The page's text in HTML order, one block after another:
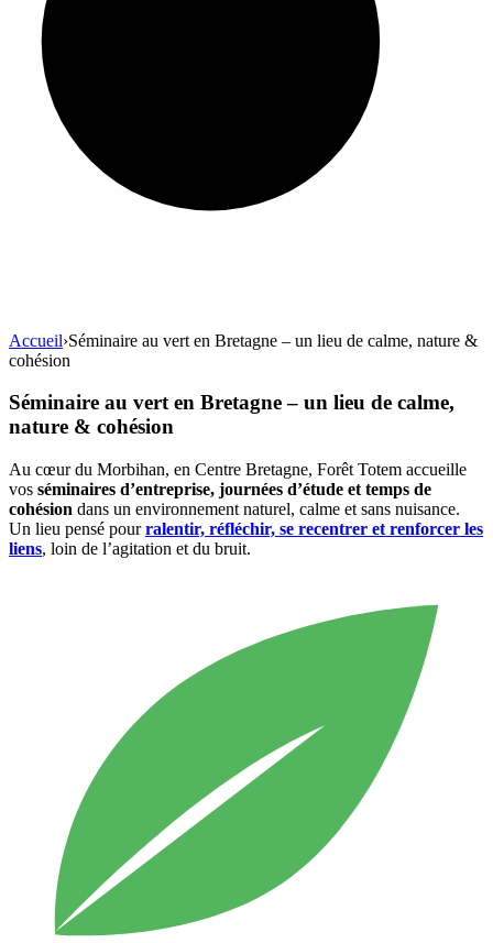
Accueil›Séminaire au vert en Bretagne – un lieu de calme, nature &
cohésion
Séminaire au vert en Bretagne – un lieu de calme,
nature & cohésion
Au cœur du Morbihan, en Centre Bretagne, Forêt Totem accueille
vos séminaires d’entreprise, journées d’étude et temps de
cohésion dans un environnement naturel, calme et sans nuisance.
Un lieu pensé pourralentir, réfléchir, se recentrer et renforcer les
liens, loin de l’agitation et du bruit.